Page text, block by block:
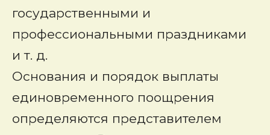
государственными и
профессиональными праздниками
и т. д.
Основания и порядок выплаты
единовременного поощрения
определяются представителем